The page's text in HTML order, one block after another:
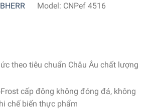
Model: CNPef 4516
theo tiêu chuẩn Châu Âu chất lượng
cấp đông không đóng đá, không
chế biến thực phẩm